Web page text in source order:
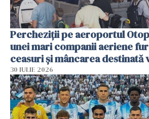
Percheziții pe aeroportul
unei mari companii aeriene
ceasuri și mâncarea destinată
30 IULIE 2026